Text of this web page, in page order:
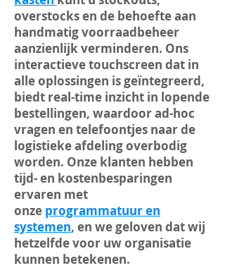
overstocks en de behoefte aan
handmatig voorraadbeheer
aanzienlijk verminderen. Ons
interactieve touchscreen dat in
alle oplossingen is geïntegreerd,
biedt real-time inzicht in lopende
bestellingen, waardoor ad-hoc
vragen en telefoontjes naar de
logistieke afdeling overbodig
worden. Onze klanten hebben
tijd- en kostenbesparingen
ervaren met
onze programmatuur en
systemen, en we geloven dat wij
hetzelfde voor uw organisatie
kunnen betekenen.